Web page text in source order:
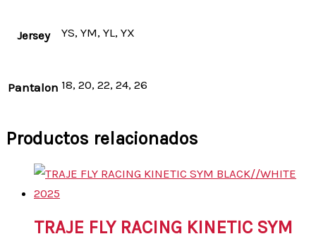
Jersey YS, YM, YL, YX
Pantalon 18, 20, 22, 24, 26
Productos relacionados
TRAJE FLY RACING KINETIC SYM